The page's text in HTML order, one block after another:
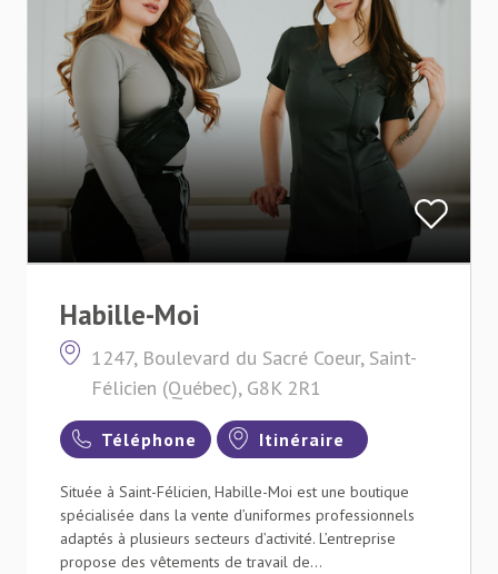
Habille-Moi
1247, Boulevard du Sacré Coeur, Saint-
Félicien (Québec), G8K 2R1
Téléphone Itinéraire
Située à Saint-Félicien, Habille-Moi est une boutique
spécialisée dans la vente d’uniformes professionnels
adaptés à plusieurs secteurs d’activité. L’entreprise
propose des vêtements de travail de...